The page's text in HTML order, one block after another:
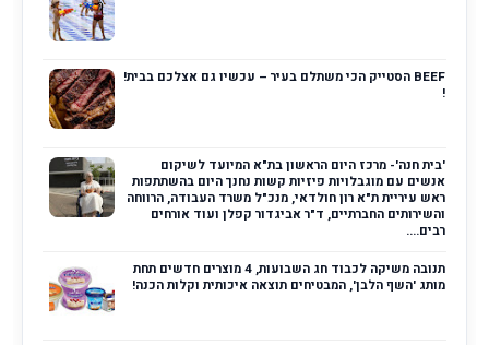
BEEF הסטייק הכי משתלם בעיר – עכשיו גם אצלכם בבית!
!
'בית חנה'- מרכז היום הראשון בת"א המיועד לשיקום
אנשים עם מוגבלויות פיזיות קשות נחנך היום בהשתתפות
ראש עיריית ת"א רון חולדאי, מנכ"ל משרד העבודה, הרווחה
והשירותים החברתיים, ד"ר אביגדור קפלן ועוד אורחים
רבים....
תנובה משיקה לכבוד חג השבועות, 4 מוצרים חדשים תחת
מותג 'השף הלבן', המבטיחים תוצאה איכותית וקלות הכנה!